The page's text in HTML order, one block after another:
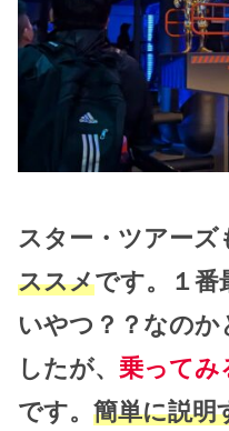
スター・ツアーズ
ススメです。１番
いやつ？？なの
したが、 乗ってみ
です。 簡単に説明